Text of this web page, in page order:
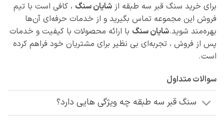
برای خرید سنگ قبر سه طبقه از شایان سنگ، کافی است با تیم
فروش این مجموعه تماس بگیرید و از خدمات حرفه‌ای آن‌ها
بهره‌مند شوید.شایان سنگبا ارائه محصولات با کیفیت و خدمات
پس از فروش ، تجربه‌ای بی‌ نظیر برای مشتریان خود فراهم کرده
است.
سوالات متداول
سنگ قبر سه طبقه چه ویژگی‌ هایی دارد؟